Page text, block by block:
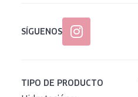
SÍGUENOS
TIPO DE PRODUCTO